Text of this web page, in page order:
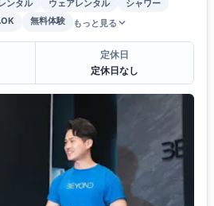
ンタル ウェアレンタル
シャワー
無料体験 もっと見る
定休日
定休日なし